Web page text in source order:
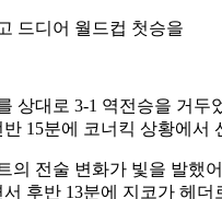
상대로 3-1 역전승을 거
15분에 코너킥 상황에
의 전술 변화가 빛을 발했
후반 13분에 지코가 헤